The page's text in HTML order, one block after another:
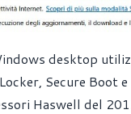
desktop
Secure Boot
Haswell del